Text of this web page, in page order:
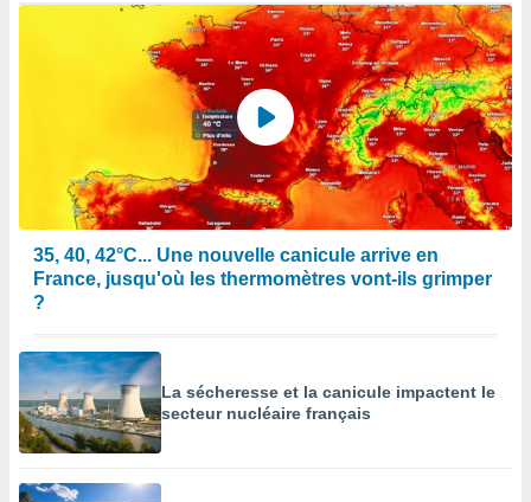
35, 40, 42°C... Une nouvelle canicule arrive en
France, jusqu'où les thermomètres vont-ils grimper
?
La sécheresse et la canicule impactent le
secteur nucléaire français